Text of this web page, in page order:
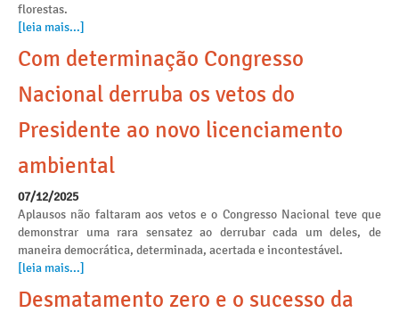
florestas.
[leia mais...]
Com determinação Congresso
Nacional derruba os vetos do
Presidente ao novo licenciamento
ambiental
07/12/2025
Aplausos não faltaram aos vetos e o Congresso Nacional teve que
demonstrar uma rara sensatez ao derrubar cada um deles, de
maneira democrática, determinada, acertada e incontestável.
[leia mais...]
Desmatamento zero e o sucesso da